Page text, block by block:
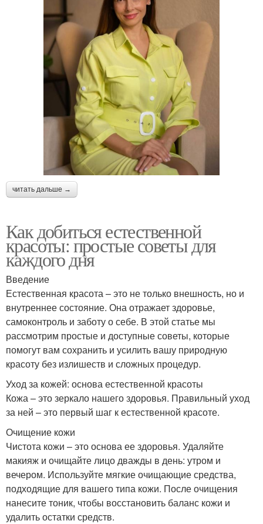
читать дальше →
Как добиться естественной
красоты: простые советы для
каждого дня
Введение
Естественная красота – это не только внешность, но и
внутреннее состояние. Она отражает здоровье,
самоконтроль и заботу о себе. В этой статье мы
рассмотрим простые и доступные советы, которые
помогут вам сохранить и усилить вашу природную
красоту без излишеств и сложных процедур.
Уход за кожей: основа естественной красоты
Кожа – это зеркало нашего здоровья. Правильный уход
за ней – это первый шаг к естественной красоте.
Очищение кожи
Чистота кожи – это основа ее здоровья. Удаляйте
макияж и очищайте лицо дважды в день: утром и
вечером. Используйте мягкие очищающие средства,
подходящие для вашего типа кожи. После очищения
нанесите тоник, чтобы восстановить баланс кожи и
удалить остатки средств.